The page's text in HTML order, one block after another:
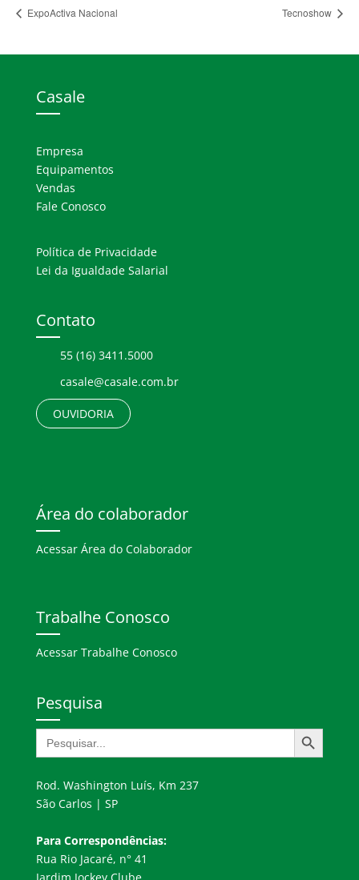
ExpoActiva Nacional Tecnoshow
Casale
Empresa
Equipamentos
Vendas
Fale Conosco
Política de Privacidade
Lei da Igualdade Salarial
Contato
55 (16) 3411.5000
casale@casale.com.br
OUVIDORIA
Área do colaborador
Acessar Área do Colaborador
Trabalhe Conosco
Acessar Trabalhe Conosco
Pesquisa
Search
for:
Search Button
Rod. Washington Luís, Km 237
São Carlos | SP
Para Correspondências:
Rua Rio Jacaré, n° 41
Jardim Jockey Clube